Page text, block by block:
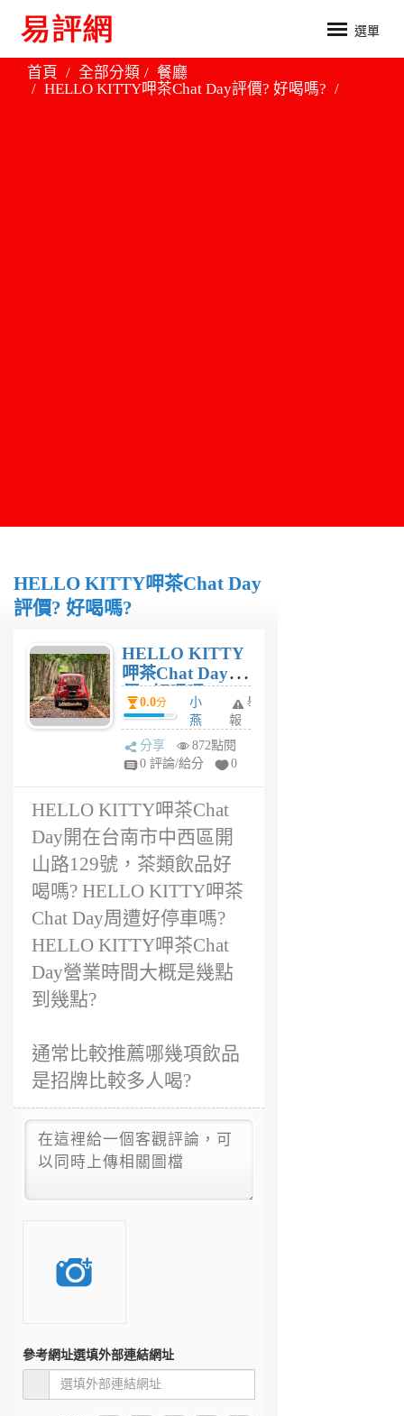
選單
首頁 全部分類
餐廳
HELLO KITTY呷茶Chat Day評價? 好喝嗎?
HELLO KITTY呷茶Chat Day
評價? 好喝嗎?
HELLO KITTY
呷茶Chat Day評
價? 好喝嗎?
0.0分
小
燕
6
年
舉
報
分享
872點閱
0 評論/給分
0
HELLO KITTY呷茶Chat
Day開在台南市中西區開
山路129號，茶類飲品好
喝嗎? HELLO KITTY呷茶
Chat Day周遭好停車嗎?
HELLO KITTY呷茶Chat
Day營業時間大概是幾點
到幾點?
通常比較推薦哪幾項飲品
是招牌比較多人喝?
參考網址選填外部連結網址